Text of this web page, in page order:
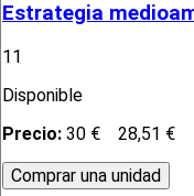
Estrategia
11
Disponible
Precio: 30 € 28,51 €